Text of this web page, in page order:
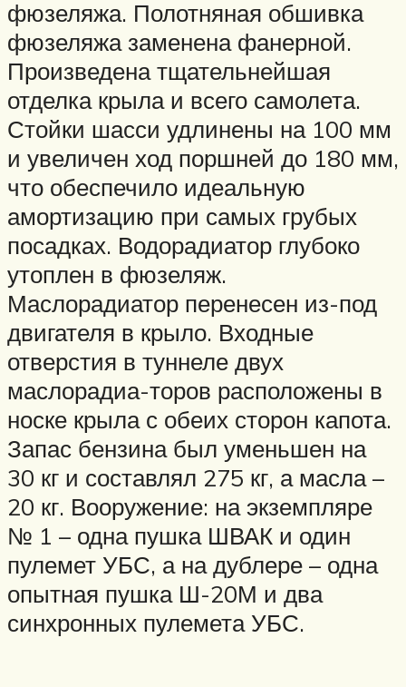
фюзеляжа. Полотняная обшивка
фюзеляжа заменена фанерной.
Произведена тщательнейшая
отделка крыла и всего самолета.
Стойки шасси удлинены на 100 мм
и увеличен ход поршней до 180 мм,
что обеспечило идеальную
амортизацию при самых грубых
посадках. Водорадиатор глубоко
утоплен в фюзеляж.
Маслорадиатор перенесен из-под
двигателя в крыло. Входные
отверстия в туннеле двух
маслорадиа-торов расположены в
носке крыла с обеих сторон капота.
Запас бензина был уменьшен на
30 кг и составлял 275 кг, а масла –
20 кг. Вооружение: на экземпляре
№ 1 – одна пушка ШВАК и один
пулемет УБС, а на дублере – одна
опытная пушка Ш-20М и два
синхронных пулемета УБС.